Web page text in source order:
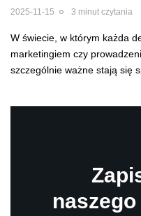
2025-11-15 3 minut czytania
W świecie, w którym każda
marketingiem czy
szczególnie ważne stają się